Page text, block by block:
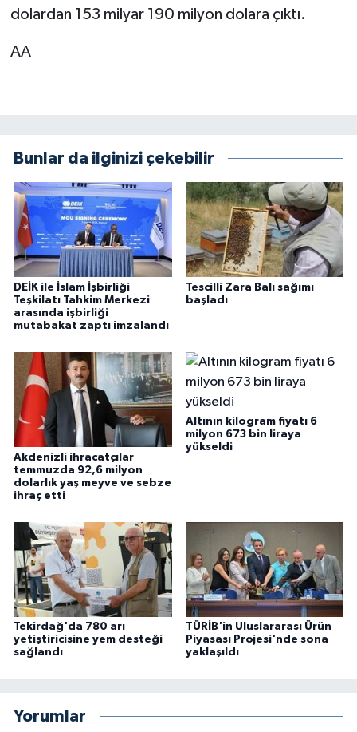
dolardan 153 milyar 190 milyon dolara çıktı.
AA
Bunlar da ilginizi çekebilir
DEİK ile İslam İşbirliği
Teşkilatı Tahkim Merkezi
arasında işbirliği
mutabakat zaptı imzalandı
Tescilli Zara Balı sağımı
başladı
Akdenizli ihracatçılar
temmuzda 92,6 milyon
dolarlık yaş meyve ve sebze
ihraç etti
Altının kilogram fiyatı 6
milyon 673 bin liraya
yükseldi
Tekirdağ'da 780 arı
yetiştiricisine yem desteği
sağlandı
TÜRİB'in Uluslararası Ürün
Piyasası Projesi'nde sona
yaklaşıldı
Yorumlar